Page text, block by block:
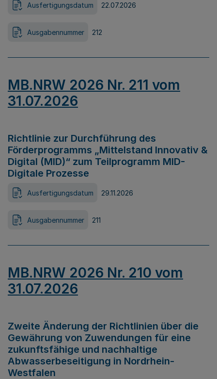
Ausfertigungsdatum 22.07.2026
Ausgabennummer 212
MB.NRW 2026 Nr. 211 vom
31.07.2026
Richtlinie zur Durchführung des
Förderprogramms „Mittelstand Innovativ &
Digital (MID)“ zum Teilprogramm MID-
Digitale Prozesse
Ausfertigungsdatum 29.11.2026
Ausgabennummer 211
MB.NRW 2026 Nr. 210 vom
31.07.2026
Zweite Änderung der Richtlinien über die
Gewährung von Zuwendungen für eine
zukunftsfähige und nachhaltige
Abwasserbeseitigung in Nordrhein-
Westfalen